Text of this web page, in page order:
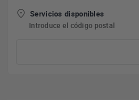
Servicios disponibles
Introduce el código postal